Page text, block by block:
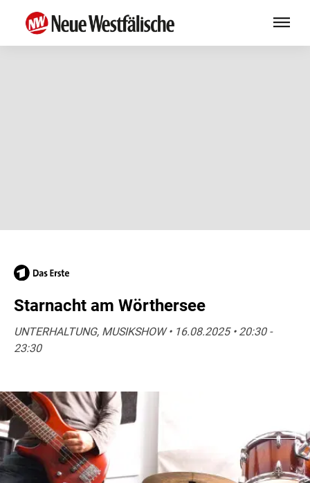
Starnacht am Wörthersee
UNTERHALTUNG, MUSIKSHOW • 16.08.2025 • 20:30 -
23:30